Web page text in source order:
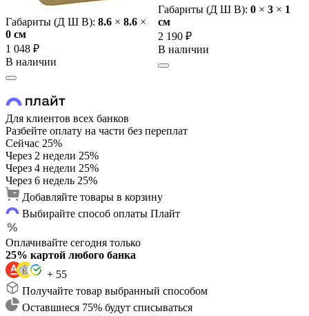
Габариты (Д Ш В): 8.6 × 8.6 ×
0 cм
1 048 ₽
В наличии
Габариты (Д Ш В): 0 × 3 × 1
cм
2 190 ₽
В наличии
Для клиентов всех банков
Разбейте оплату на части без переплат
Сейчас 25%
Через 2 недели 25%
Через 4 недели 25%
Через 6 недель 25%
Добавляйте товары в корзину
Выбирайте способ оплаты Плайт
Оплачивайте сегодня только
25% картой любого банка
+ 55
Получайте товар выбранный способом
Оставшиеся 75% будут списываться